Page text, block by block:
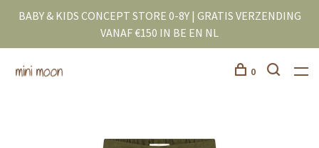
BABY & KIDS CONCEPT STORE 0-8Y | GRATIS VERZENDING
VANAF €150 IN BE EN NL
0